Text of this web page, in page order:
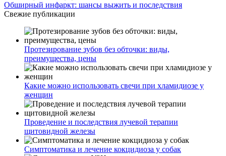
Обширный инфаркт: шансы выжить и последствия
Свежие публикации
Протезирование зубов без обточки: виды,
преимущества, цены
Какие можно использовать свечи при хламидиозе у
женщин
Проведение и последствия лучевой терапии
щитовидной железы
Симптоматика и лечение кокцидиоза у собак